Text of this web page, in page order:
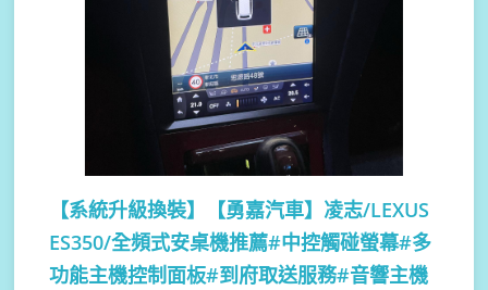
【系統升級換裝】
【勇嘉汽車】凌志/LEXUS
ES350/全頻式安桌機推薦#中控觸碰螢幕#多
功能主機控制面板#到府取送服務#音響主機